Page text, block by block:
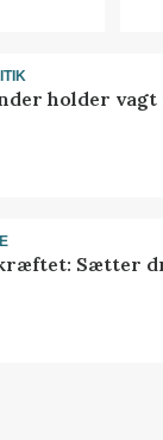
holder vagt
Sætter